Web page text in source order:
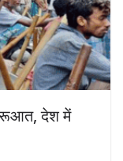
देश में